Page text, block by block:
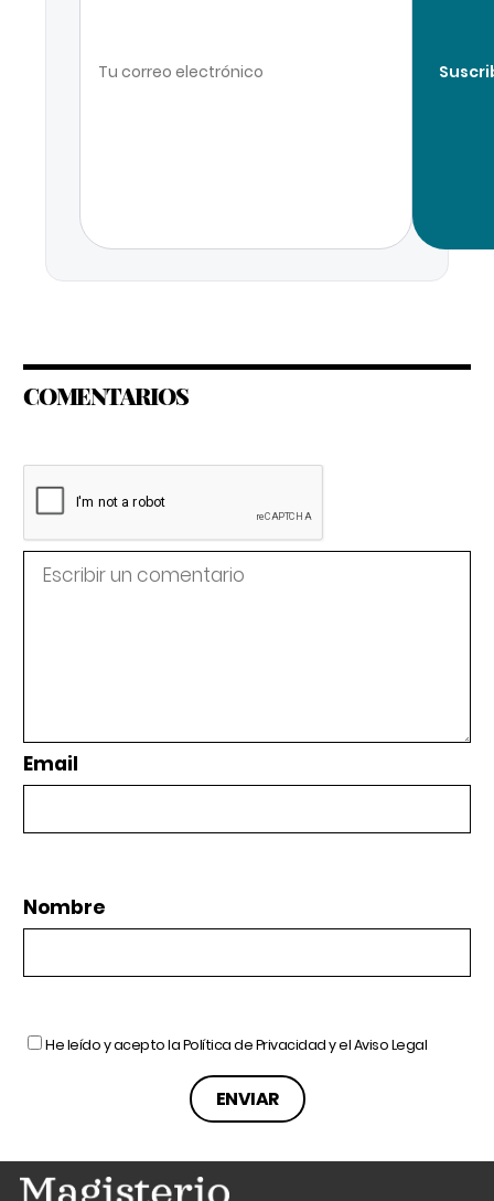
COMENTARIOS
Email
Nombre
He leído y acepto laPolítica de Privacidady elAviso Legal